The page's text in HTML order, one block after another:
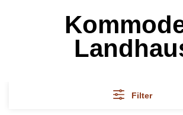
Filter